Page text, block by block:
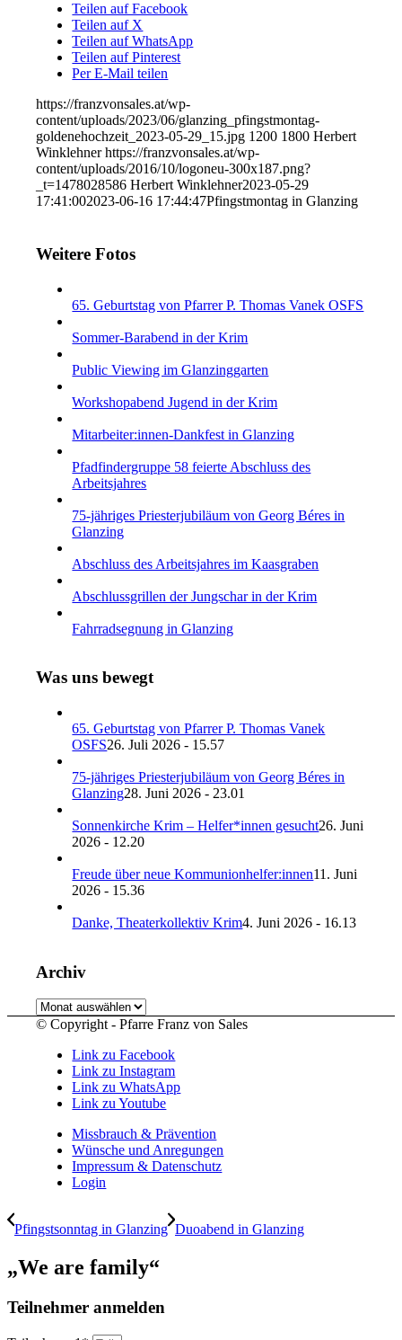
Teilen auf Facebook
Teilen auf X
Teilen auf WhatsApp
Teilen auf Pinterest
Per E-Mail teilen
https://franzvonsales.at/wp-
content/uploads/2023/06/glanzing_pfingstmontag-
goldenehochzeit_2023-05-29_15.jpg 1200 1800 Herbert
Winklehner https://franzvonsales.at/wp-
content/uploads/2016/10/logoneu-300x187.png?
_t=1478028586 Herbert Winklehner2023-05-29
17:41:002023-06-16 17:44:47Pfingstmontag in Glanzing
Weitere Fotos
65. Geburtstag von Pfarrer P. Thomas Vanek OSFS
Sommer-Barabend in der Krim
Public Viewing im Glanzinggarten
Workshopabend Jugend in der Krim
Mitarbeiter:innen-Dankfest in Glanzing
Pfadfindergruppe 58 feierte Abschluss des
Arbeitsjahres
75-jähriges Priesterjubiläum von Georg Béres in
Glanzing
Abschluss des Arbeitsjahres im Kaasgraben
Abschlussgrillen der Jungschar in der Krim
Fahrradsegnung in Glanzing
Was uns bewegt
65. Geburtstag von Pfarrer P. Thomas Vanek
OSFS26. Juli 2026 - 15.57
75-jähriges Priesterjubiläum von Georg Béres in
Glanzing28. Juni 2026 - 23.01
Sonnenkirche Krim – Helfer*innen gesucht26. Juni
2026 - 12.20
Freude über neue Kommunionhelfer:innen11. Juni
2026 - 15.36
Danke, Theaterkollektiv Krim4. Juni 2026 - 16.13
Archiv
Archiv
© Copyright - Pfarre Franz von Sales
Link zu Facebook
Link zu Instagram
Link zu WhatsApp
Link zu Youtube
Missbrauch & Prävention
Wünsche und Anregungen
Impressum & Datenschutz
Login
Pfingstsonntag in Glanzing Duoabend in Glanzing
„We are family“
Teilnehmer anmelden